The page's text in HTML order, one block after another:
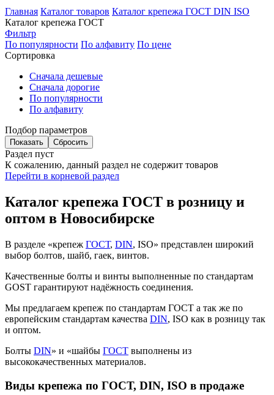
Главная Каталог товаров Каталог крепежа ГОСТ DIN ISO
Каталог крепежа ГОСТ
Фильтр
По популярности По алфавиту По цене
Сортировка
Сначала дешевые
Сначала дорогие
По популярности
По алфавиту
Подбор параметров
Раздел пуст
К сожалению, данный раздел не содержит товаров
Перейти в корневой раздел
Каталог крепежа ГОСТ в розницу и
оптом в Новосибирске
В разделе «крепеж ГОСТ, DIN, ISO» представлен широкий
выбор болтов, шайб, гаек, винтов.
Качественные болты и винты выполненные по стандартам
GOST гарантируют надёжность соединения.
Мы предлагаем крепеж по стандартам ГОСТ а так же по
европейским стандартам качества DIN, ISO как в розницу так
и оптом.
Болты DIN» и «шайбы ГОСТ выполнены из
высококачественных материалов.
Виды крепежа по ГОСТ, DIN, ISO в продаже